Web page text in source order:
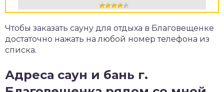
Чтобы заказать сауну для отдыха в Благовещенке
достаточно нажать на любой номер телефона из
списка.
Адреса саун и бань г.